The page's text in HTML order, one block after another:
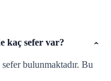
kaç sefer var?
bulunmaktadır. Bu